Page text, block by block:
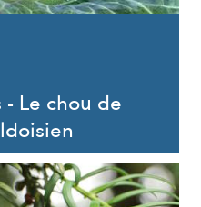
- Le chou de